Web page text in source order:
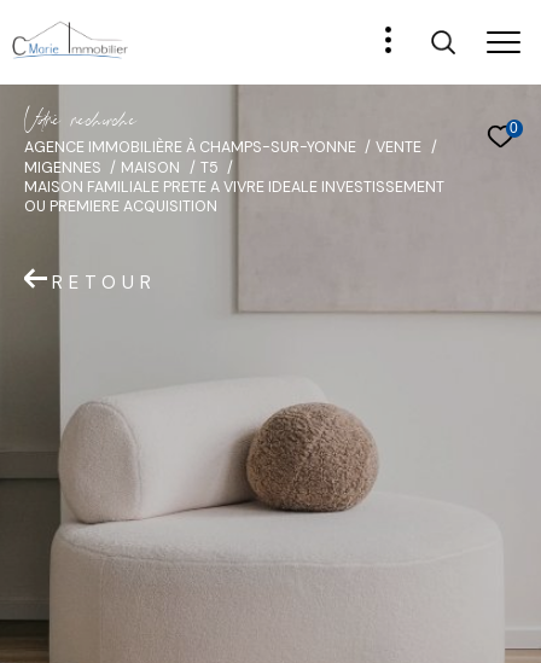
0
Vore recece
AGENCE IMMOBILIÈRE À CHAMPS-SUR-YONNE
VENTE
MIGENNES
MAISON
T5
MAISON FAMILIALE PRETE A VIVRE IDEALE INVESTISSEMENT
OU PREMIERE ACQUISITION
RETOUR